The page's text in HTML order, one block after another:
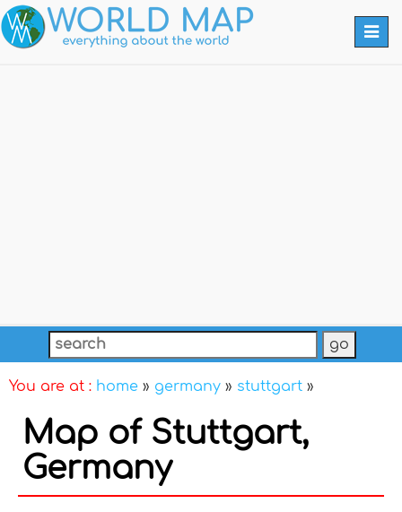
You are at : home » germany » stuttgart »
Map of Stuttgart,
Germany